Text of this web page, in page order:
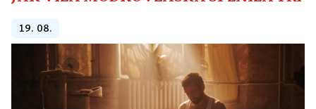
19. 08.